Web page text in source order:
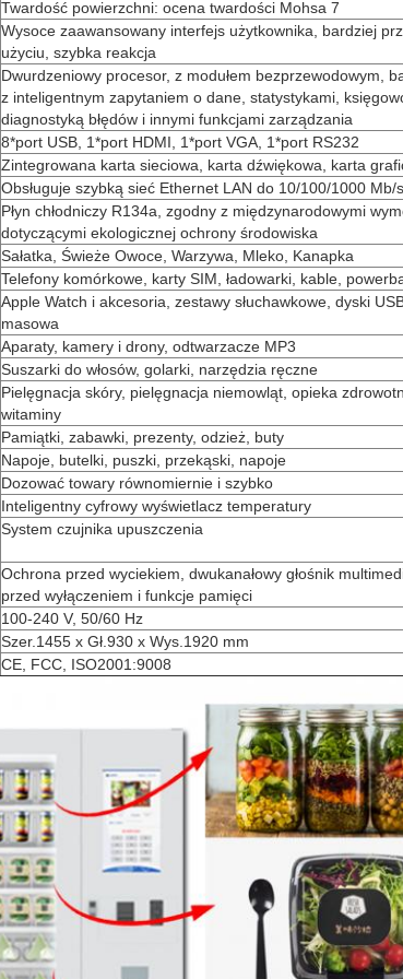
Twardość powierzchni: ocena twardości Mohsa 7
Wysoce zaawansowany interfejs użytkownika, bardziej
użyciu, szybka reakcja
Dwurdzeniowy procesor, z modułem bezprzewodowym,
z inteligentnym zapytaniem o dane, statystykami,
diagnostyką błędów i innymi funkcjami zarządzania
8*port USB, 1*port HDMI, 1*port VGA, 1*port RS232
Zintegrowana karta sieciowa, karta dźwiękowa, karta
Obsługuje szybką sieć Ethernet LAN do 10/100/1000 Mb/s
Płyn chłodniczy R134a, zgodny z międzynarodowymi
dotyczącymi ekologicznej ochrony środowiska
Sałatka, Świeże Owoce, Warzywa, Mleko, Kanapka
Telefony komórkowe, karty SIM, ładowarki, kable,
Apple Watch i akcesoria, zestawy słuchawkowe, dyski
masowa
Aparaty, kamery i drony, odtwarzacze MP3
Suszarki do włosów, golarki, narzędzia ręczne
Pielęgnacja skóry, pielęgnacja niemowląt, opieka
witaminy
Pamiątki, zabawki, prezenty, odzież, buty
Napoje, butelki, puszki, przekąski, napoje
Dozować towary równomiernie i szybko
Inteligentny cyfrowy wyświetlacz temperatury
System czujnika upuszczenia
Ochrona przed wyciekiem, dwukanałowy głośnik
przed wyłączeniem i funkcje pamięci
100-240 V, 50/60 Hz
Szer.1455 x Gł.930 x Wys.1920 mm
CE, FCC, ISO2001:9008